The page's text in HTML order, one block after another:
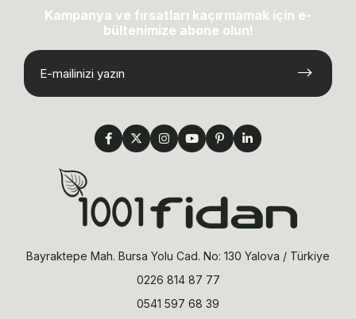
Kampanya ve fırsatları kaçırmamak için e-
bültenimize abone olun!
Bayraktepe Mah. Bursa Yolu Cad. No: 130 Yalova / Türkiye
0226 814 87 77
0541 597 68 39